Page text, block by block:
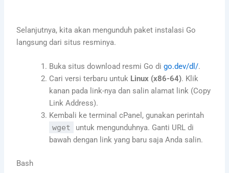
Selanjutnya, kita akan mengunduh paket instalasi Go
langsung dari situs resminya.
Buka situs download resmi Go digo.dev/dl/.
Cari versi terbaru untuk Linux (x86-64). Klik
kanan pada link-nya dan salin alamat link (Copy
Link Address).
Kembali ke terminal cPanel, gunakan perintah
wget
untuk mengunduhnya. Ganti URL di
bawah dengan link yang baru saja Anda salin.
Bash